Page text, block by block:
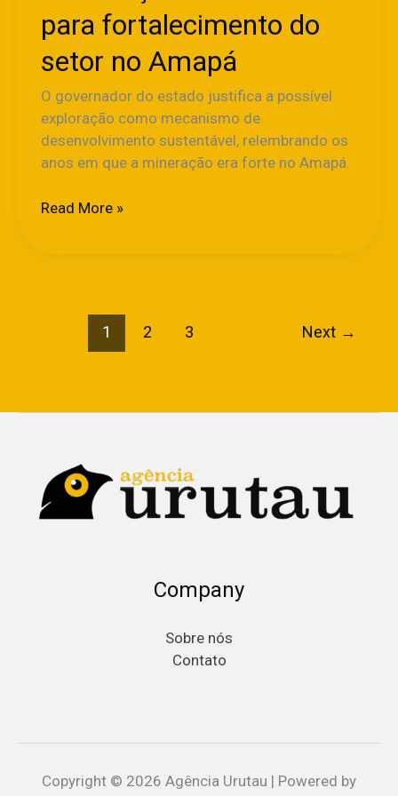
para fortalecimento do
setor no Amapá
O governador do estado justifica a possível
exploração como mecanismo de
desenvolvimento sustentável, relembrando os
anos em que a mineração era forte no Amapá.
Read More »
1 2 3 Next →
Company
Sobre nós
Contato
Copyright © 2026 Agência Urutau | Powered by